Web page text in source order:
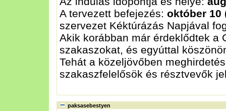
A tervezett befejezés: október 10
szervezet Kéktúrázás Napjával
Akik korábban már érdeklődtek a
szakaszokat, és egyúttal
Tehát a közeljövőben
szakaszfelelősök és résztvevők
paksasebestyen